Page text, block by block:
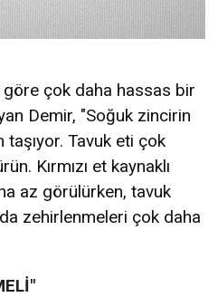
göre çok daha hassas bir
Demir, "Soğuk zincirin
taşıyor. Tavuk eti çok
Kırmızı et kaynaklı
az görülürken, tavuk
zehirlenmeleri çok daha